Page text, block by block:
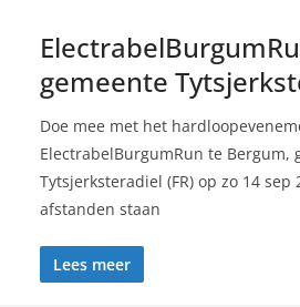
gemeente
Doe mee met het
ElectrabelBurgumRun te Bergum,
Tytsjerksteradiel (FR) op zo 14 sep
afstanden staan
Lees meer